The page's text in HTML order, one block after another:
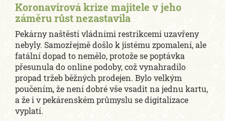
Koronavirová krize majitele v jeho
záměru růst nezastavila
Pekárny naštěstí vládními restrikcemi uzavřeny
nebyly. Samozřejmě došlo k jistému zpomalení, ale
fatální dopad to nemělo, protože se poptávka
přesunula do online podoby, což vynahradilo
propad tržeb běžných prodejen. Bylo velkým
poučením, že není dobré vše vsadit na jednu kartu,
a že i v pekárenském průmyslu se digitalizace
vyplatí.